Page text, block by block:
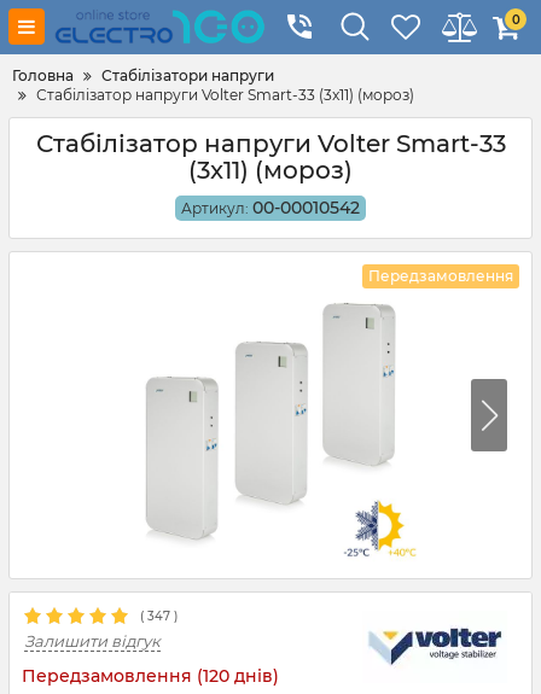
0
Головна
Стабілізатори напруги
Стабілізатор напруги Volter Smart-33 (3x11) (мороз)
Стабілізатор напруги Volter Smart-33
(3x11) (мороз)
Артикул: 00-00010542
Передзамовлення
( 347 )
Залишити відгук
Передзамовлення (120 днів)